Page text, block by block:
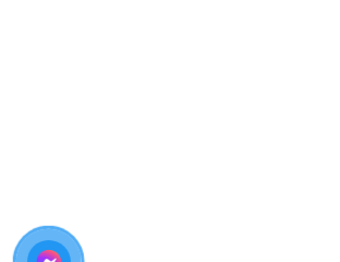
Tương thích hoàn toàn với iPhone 12